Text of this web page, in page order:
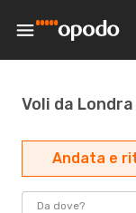
Voli da
Andata e
Da dove?